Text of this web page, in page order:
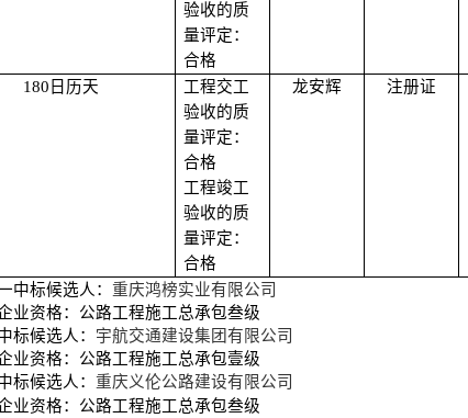
验收的质
量评定：
合格
180日历天
工程交工
验收的质
量评定：
合格
工程竣工
验收的质
量评定：
合格
龙安辉 注册证
中标候选人： 重庆鸿榜实业有限公司
业资格：公路工程施工总承包叁级
标候选人： 宇航交通建设集团有限公司
业资格：公路工程施工总承包壹级
标候选人： 重庆义伦公路建设有限公司
业资格：公路工程施工总承包叁级